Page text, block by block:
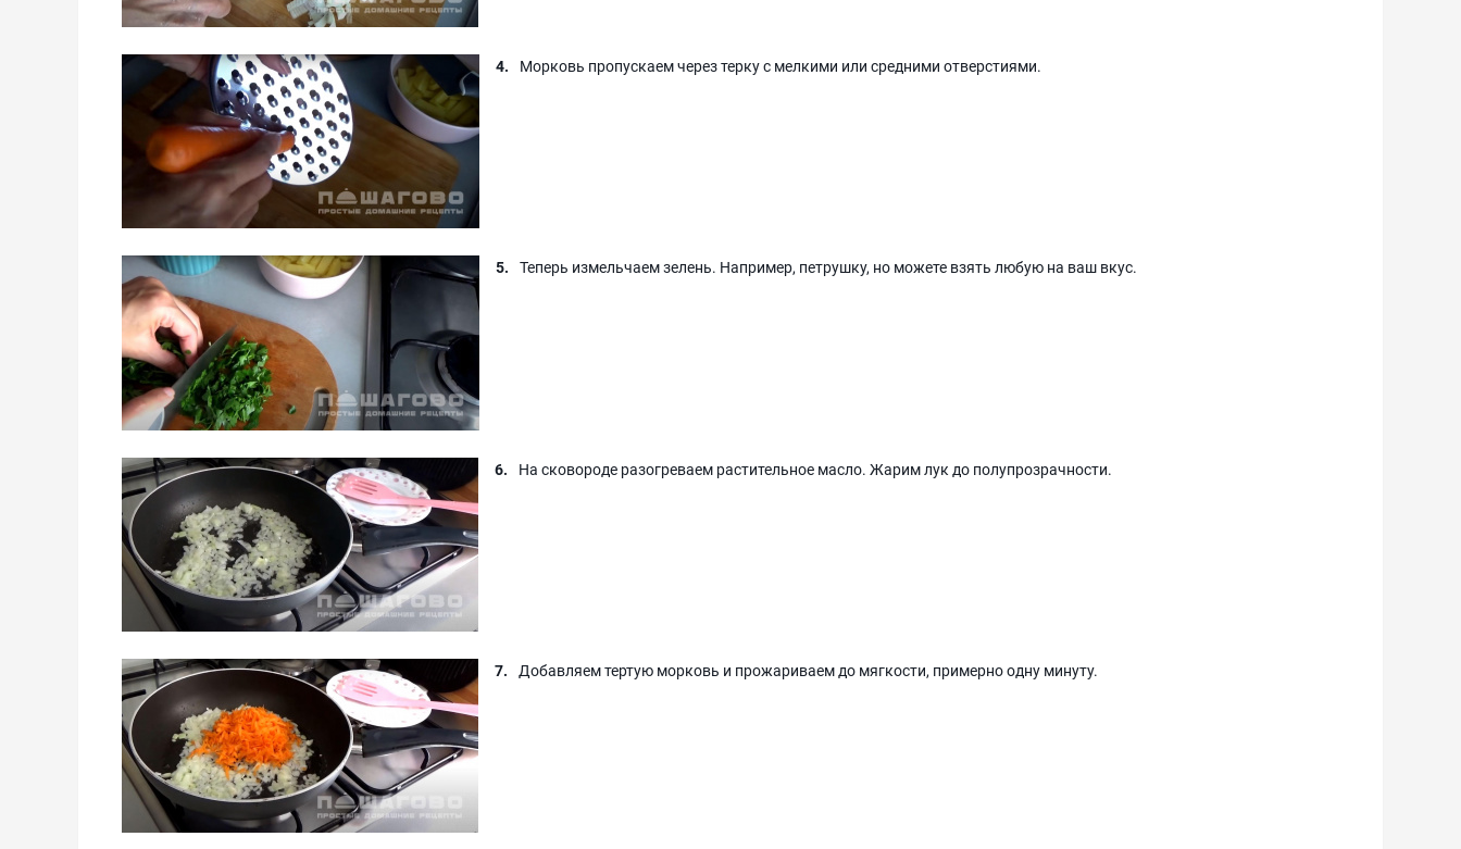
Морковь пропускаем через терку с мелкими или средними отверстиями.
Теперь измельчаем зелень. Например, петрушку, но можете взять любую на ваш вкус.
На сковороде разогреваем растительное масло. Жарим лук до полупрозрачности.
Добавляем тертую морковь и прожариваем до мягкости, примерно одну минуту.